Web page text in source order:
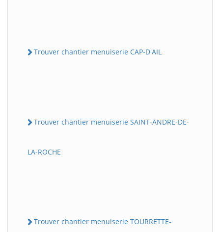
Trouver chantier menuiserie CAP-D'AIL
Trouver chantier menuiserie SAINT-ANDRE-DE-
LA-ROCHE
Trouver chantier menuiserie TOURRETTE-